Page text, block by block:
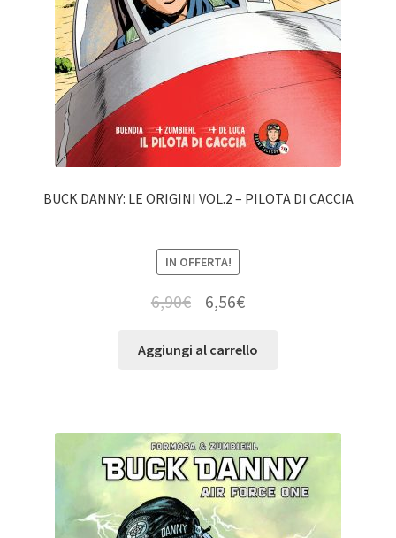
BUCK DANNY: LE ORIGINI VOL.2 – PILOTA DI CACCIA
IN OFFERTA!
6,90€ 6,56€
Aggiungi al carrello